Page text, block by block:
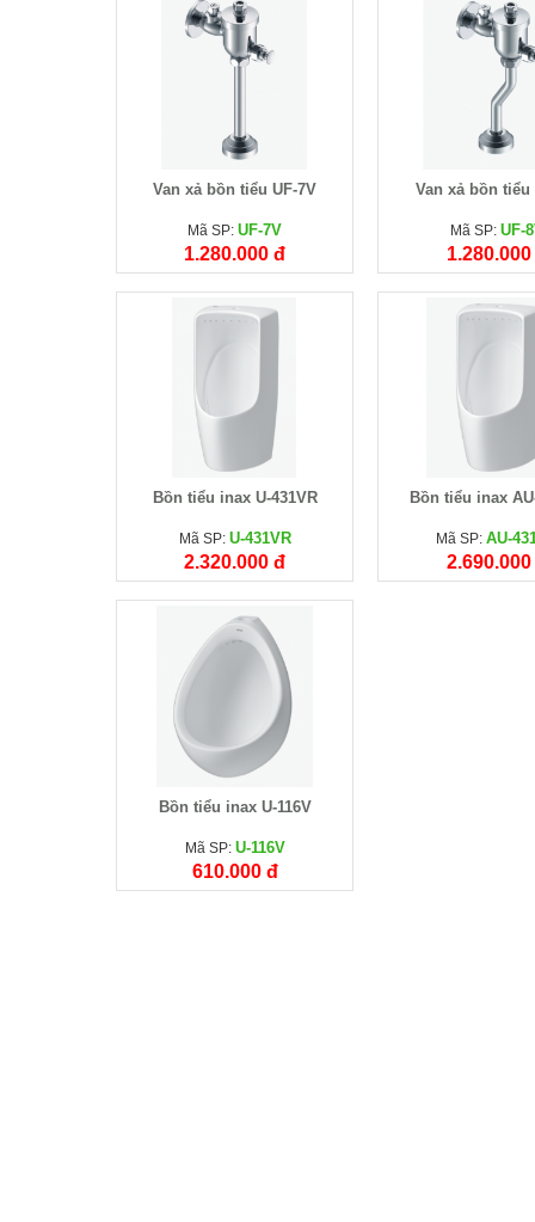
Van xả bồn tiểu UF-7V
Mã SP:UF-7V
1.280.000 đ
Van xả bồn tiểu
Mã SP: UF-
Bồn tiểu inax U-431VR
Mã SP: U-431VR
2.320.000 đ
Bồn tiểu inax
Mã SP: AU-
2.690.000
Bồn tiểu inax U-116V
Mã SP: U-116V
610.000 đ